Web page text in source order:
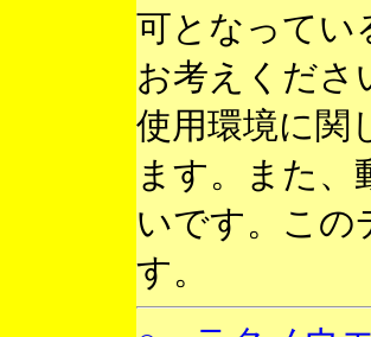
可となってい
お考えくださ
使用環境に関
ます。また
いです。この
す。